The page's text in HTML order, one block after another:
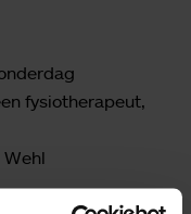
fysiotherapeut,